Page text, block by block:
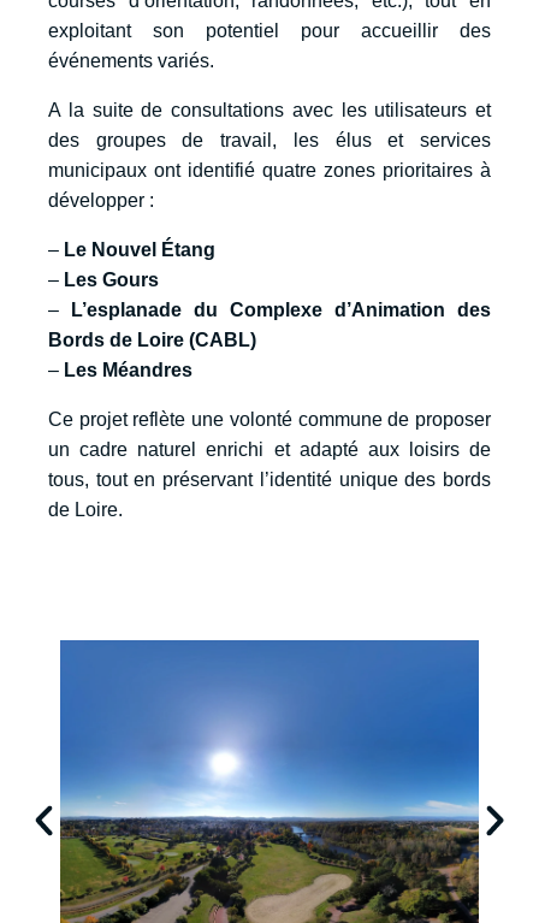
exploitant son potentiel pour accueillir des
événements variés.
A la suite de consultations avec les utilisateurs et
des groupes de travail, les élus et services
municipaux ont identifié quatre zones prioritaires à
développer :
– Le Nouvel Étang
– Les Gours
–
L’esplanade du Complexe d’Animation des
Bords de Loire (CABL)
– Les Méandres
Ce projet reflète une volonté commune de proposer
un cadre naturel enrichi et adapté aux loisirs de
tous, tout en préservant l’identité unique des bords
de Loire.